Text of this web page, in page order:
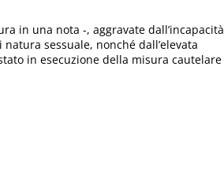
in una nota -, aggravate dall’incapacità
sessuale, nonché dall’elevata
in esecuzione della misura cautelare